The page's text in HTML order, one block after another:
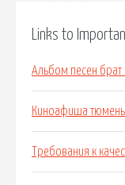
Links to
Альбом песен брат
Киноафиша
Требования к